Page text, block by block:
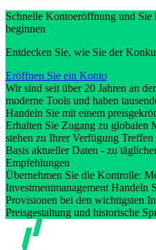
Schnelle Kontoeröffnung und Sie
beginnen
Entdecken Sie, wie Sie der
Eröffnen Sie ein Konto
Wir sind seit über 20 Jahren an
moderne Tools und haben
Handeln Sie mit einem
Erhalten Sie Zugang zu globalen
stehen zu Ihrer Verfügung
Basis aktueller Daten - zu
Empfehlungen
Übernehmen Sie die Kontrolle:
Investmentmanagement Handeln
Provisionen bei den wichtigsten
Preisgestaltung und historische